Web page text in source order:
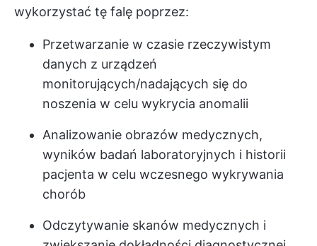
wykorzystać tę falę poprzez:
Przetwarzanie w czasie rzeczywistym
danych z urządzeń
monitorujących/nadających się do
noszenia w celu wykrycia anomalii
Analizowanie obrazów medycznych,
wyników badań laboratoryjnych i historii
pacjenta w celu wczesnego wykrywania
chorób
Odczytywanie skanów medycznych i